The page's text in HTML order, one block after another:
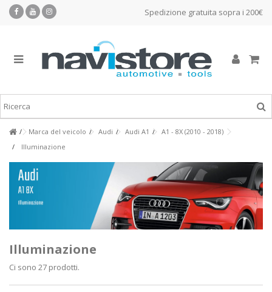
Spedizione gratuita sopra i 200€
Marca del veicolo Audi Audi A1
A1 - 8X (2010 - 2018)
Illuminazione
Illuminazione
Ci sono 27 prodotti.